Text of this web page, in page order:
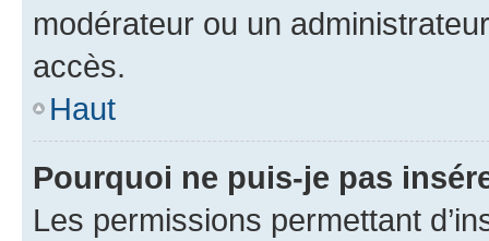
modérateur ou un
accès.
Haut
Pourquoi ne puis-je pas
Les permissions permettant